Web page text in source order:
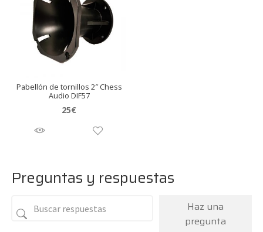
Pabellón de tornillos 2″ Chess
Audio DIF57
25€
Preguntas y respuestas
Haz una
pregunta